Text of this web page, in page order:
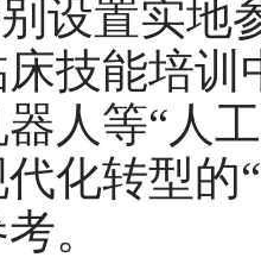
设置实地
床技能培
人等“人
化转型的
。